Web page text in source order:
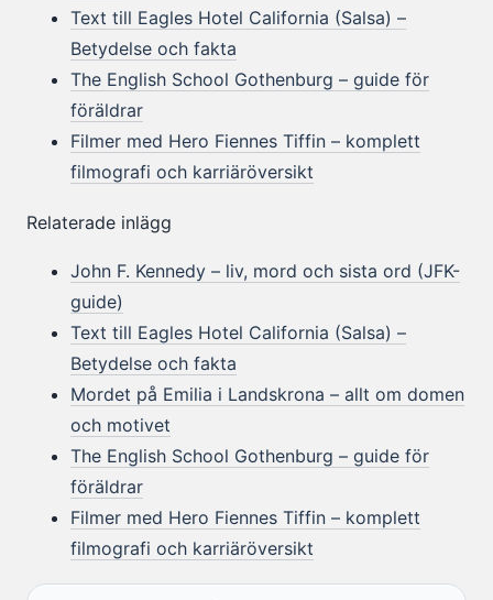
Text till Eagles Hotel California (Salsa) –
Betydelse och fakta
The English School Gothenburg – guide för
föräldrar
Filmer med Hero Fiennes Tiffin – komplett
filmografi och karriäröversikt
Relaterade inlägg
John F. Kennedy – liv, mord och sista ord (JFK-
guide)
Text till Eagles Hotel California (Salsa) –
Betydelse och fakta
Mordet på Emilia i Landskrona – allt om domen
och motivet
The English School Gothenburg – guide för
föräldrar
Filmer med Hero Fiennes Tiffin – komplett
filmografi och karriäröversikt